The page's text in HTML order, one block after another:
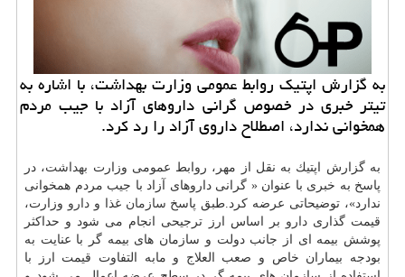
به گزارش اپتیك روابط عمومی وزارت بهداشت، با اشاره به
تیتر خبری در خصوص گرانی داروهای آزاد با جیب مردم
همخوانی ندارد، اصطلاح داروی آزاد را رد كرد.
به گزارش اپتیك به نقل از مهر، روابط عمومی وزارت بهداشت، در
پاسخ به خبری با عنوان « گرانی داروهای آزاد با جیب مردم همخوانی
ندارد»، توضیحاتی عرضه كرد.طبق پاسخ سازمان غذا ودارو وزارت،
قیمت گذاریدارو بر اساس ارز ترجیحی انجام می ­شود و حداكثر
پوشش بیمه­ ای از جانب دولت و سازمان­ های بیمه ­گر با عنایت به
بودجه بیماران خاص و صعب­ العلاج و مابه التفاوت قیمت ارز با